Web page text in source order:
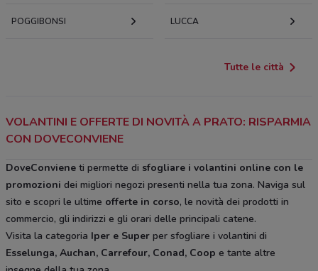
POGGIBONSI LUCCA
Tutte le città
VOLANTINI E OFFERTE DI NOVITÀ A PRATO: RISPARMIA
CON DOVECONVIENE
DoveConviene ti permette di sfogliare i volantini online con le
promozioni dei migliori negozi presenti nella tua zona. Naviga sul
sito e scopri le ultime offerte in corso, le novità dei prodotti in
commercio, gli indirizzi e gli orari delle principali catene.
Visita la categoria Iper e Super per sfogliare i volantini di
Esselunga, Auchan, Carrefour, Conad, Coop e tante altre